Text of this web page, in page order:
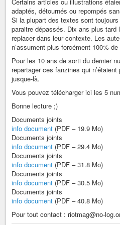
adaptés, détournés ou repompés
Si la plupart des textes sont
paraitre dépassés. Dix ans plus
replacer dans leur contexte. Les
n’assument plus forcément 100%
Pour les 10 ans de sorti du dernier
repartager ces fanzines qui
jusque-là.
Vous pouvez télécharger ici les 5
Bonne lecture ;)
Documents joints
info document (PDF – 19.9 Mo)
Documents joints
info document (PDF – 29.4 Mo)
Documents joints
info document (PDF – 31.8 Mo)
Documents joints
info document (PDF – 30.5 Mo)
Documents joints
info document (PDF – 40.8 Mo)
Pour tout contact : riotmag@no-